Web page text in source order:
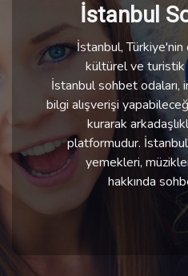
İstanbul
İstanbul,
kültürel ve turistik
İstanbul sohbet odaları,
bilgi alışverişi
kurarak
platformudur.
yemekleri,
hakkında